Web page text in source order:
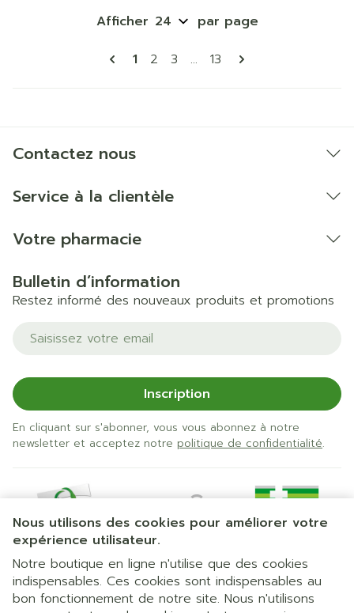
Nous utilisons des cookies pour améliorer votre
expérience utilisateur.
Notre boutique en ligne n'utilise que des cookies
indispensables. Ces cookies sont indispensables au
bon fonctionnement de notre site. Nous n'utilisons
Pages
Vous lisez actuellement la page
1 Page
2 Page
3 ... Page
13
Afficher par page
Contactez nous
Service à la clientèle
Votre pharmacie
Bulletin d’information
Restez informé des nouveaux produits et promotions
Adresse mail
Inscription
En cliquant sur s'abonner, vous vous abonnez à notre
newsletter et acceptez notre politique de confidentialité.
Liens légaux